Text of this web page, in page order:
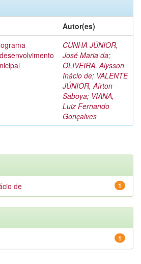
Autor(es)
CUNHA JÚNIOR,
José Maria da;
OLIVEIRA, Alysson
Inácio de; VALENTE
JÚNIOR, Aírton
Saboya; VIANA,
Luiz Fernando
Gonçalves
1
de
1